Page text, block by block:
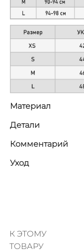
Материал
Детали
Комментарий
Уход
К ЭТОМУ
ТОВАРУ